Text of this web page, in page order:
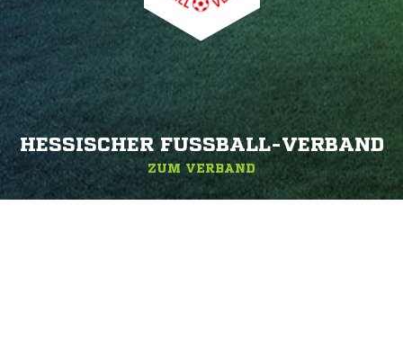
HESSISCHER FUSSBALL-VERBAND
ZUM VERBAND